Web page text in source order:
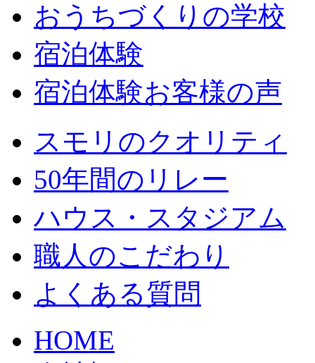
おうちづくりの学校
宿泊体験
宿泊体験お客様の声
スモリのクオリティ
50年間のリレー
ハウス・スタジアム
職人のこだわり
よくある質問
HOME